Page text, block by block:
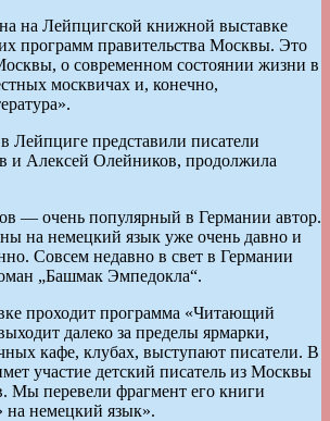
на Лейпцигской книжной выставке
программ правительства Москвы. Это
о современном состоянии жизни в
москвичах и, конечно,
Лейпциге представили писатели
и Алексей Олейников, продолжила
— очень популярный в Германии автор.
на немецкий язык уже очень давно и
Совсем недавно в свет в Германии
„Башмак Эмпедокла“.
проходит программа «Читающий
далеко за пределы ярмарки,
кафе, клубах, выступают писатели. В
участие детский писатель из Москвы
Мы перевели фрагмент его книги
на немецкий язык».